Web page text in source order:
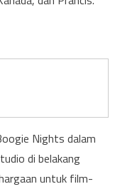
Nights dalam
di belakang
untuk film-